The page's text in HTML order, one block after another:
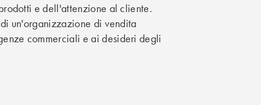
e dell'attenzione al cliente.
un'organizzazione di vendita
commerciali e ai desideri degli